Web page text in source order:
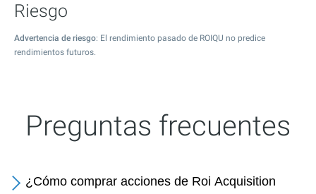
Riesgo
Advertencia de riesgo: El rendimiento pasado de ROIQU no predice
rendimientos futuros.
Preguntas frecuentes
¿Cómo comprar acciones de Roi Acquisition